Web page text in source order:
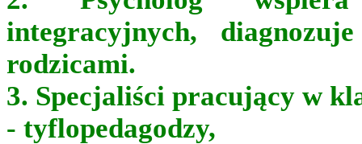
integracyjnych,
rodzicami.
3. Specjaliści pracujący w
- tyflopedagodzy,